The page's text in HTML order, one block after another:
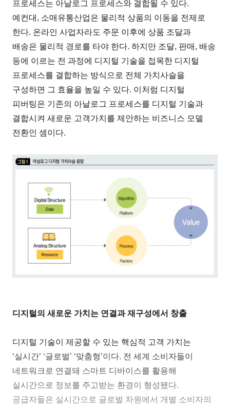
프로세스는 아날로그 프로세스와 결합될 수 있다.
예컨대, 소매유통산업은 물리적 상품의 이동을 전제로
한다. 온라인 사업자라도 주문 이후에 상품 조달과
배송은 물리적 경로를 타야 한다. 하지만 조달, 판매, 배송
등에 이르는 전 과정에 디지털 기술을 접목한 디지털
프로세스를 결합하는 방식으로 전체 가치사슬을
구성하면 그 효율을 높일 수 있다. 이처럼 디지털
피버팅은 기존의 아날로그 프로세스를 디지털 기술과
결합시켜 새로운 고객가치를 제안하는 비즈니스 모델
전환인 셈이다.
디지털의 새로운 가치는 연결과 재구성에서 창출
디지털 기술이 제공할 수 있는 핵심적 고객 가치는
‘실시간’ ‘글로벌’ ‘맞춤형’이다. 전 세계 소비자들이
네트워크로 연결돼 스마트 디바이스를 활용해
실시간으로 정보를 주고받는 환경이 형성됐다.
공급자들은 실시간으로 글로벌 차원에서 개별 소비자의